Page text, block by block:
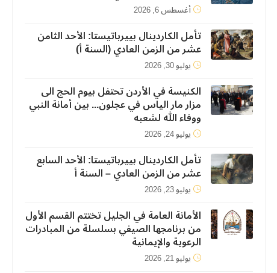
أغسطس 6, 2026
تأمل الكاردينال بييرباتيستا: الأحد الثامن
عشر من الزمن العادي (السنة أ)
يوليو 30, 2026
الكنيسة في الأردن تحتفل بيوم الحج الى
مزار مار الياس في عجلون... بين أمانة النبي
ووفاء الله لشعبه
يوليو 24, 2026
تأمل الكاردينال بييرباتيستا: الأحد السابع
عشر من الزمن العادي – السنة أ
يوليو 23, 2026
الأمانة العامة في الجليل تختتم القسم الأول
من برنامجها الصيفي بسلسلة من المبادرات
الرعوية والإيمانية
يوليو 21, 2026